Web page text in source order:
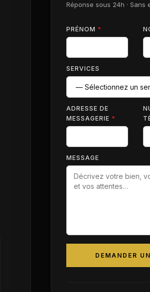
Réponse sous 24h · Sans
PRÉNOM *
SERVICES
ADRESSE DE
MESSAGERIE *
MESSAGE
DEMANDER